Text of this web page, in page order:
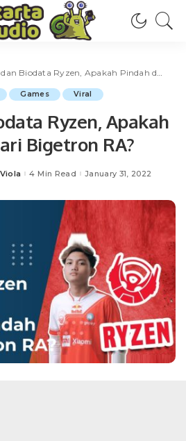
Biodata Ryzen, Apakah Pindah dari Bigetron RA?
Games Viral
Ryzen, Apakah
Bigetron RA?
4 Min Read January 31, 2022